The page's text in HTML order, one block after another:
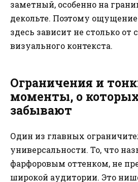
заметный, особенно на
декольте. Поэтому ощущение
здесь зависит не столько от
визуального контекста.
Ограничения и
моменты, о
забывают
Один из главных
универсальности. То, что
фарфоровым оттенком, не
широкой аудитории. Это